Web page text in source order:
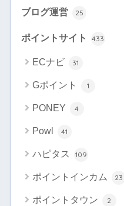
ブログ運営 25
ポイントサイト 433
ECナビ 31
Gポイント 1
PONEY 4
Powl 41
ハピタス 109
ポイントインカム 23
ポイントタウン 2